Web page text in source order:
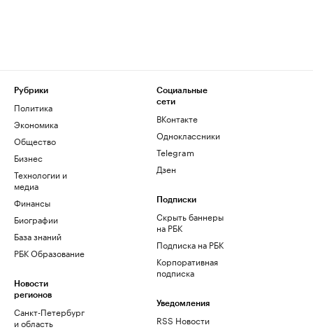
Рубрики
Политика
Экономика
Общество
Бизнес
Технологии и
медиа
Финансы
Биографии
База знаний
РБК Образование
Новости
регионов
Санкт-Петербург
и область
Социальные
сети
ВКонтакте
Одноклассники
Telegram
Дзен
Подписки
Скрыть баннеры
на РБК
Подписка на РБК
Корпоративная
подписка
Уведомления
RSS Новости